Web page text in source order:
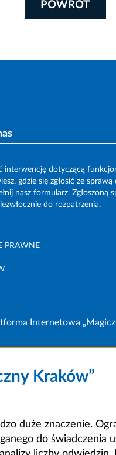
POWRÓT
interwencję dotyczącą
gdzie się zgłosić ze sprawą
nasz formularz. Zgłoszoną
do rozpatrzenia.
PRAWNE
Internetowa
Kraków”
duże znaczenie.
do świadczenia